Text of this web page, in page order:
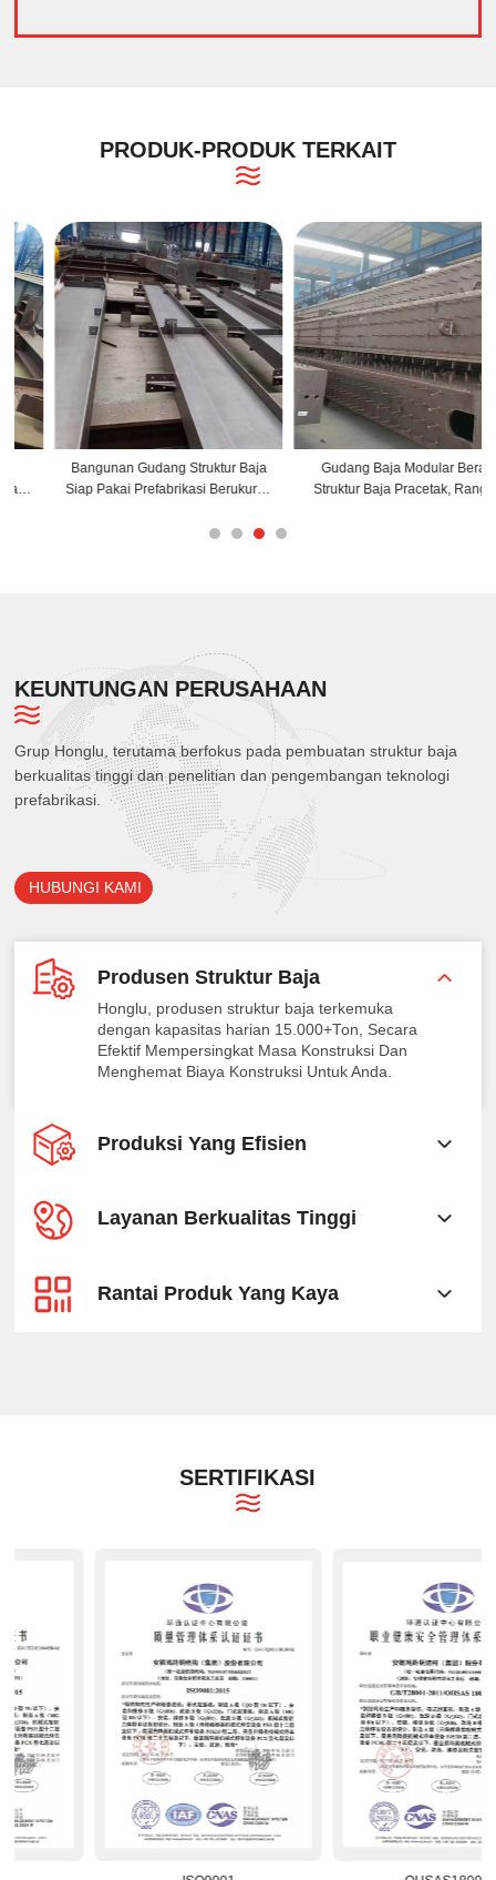
PRODUK-PRODUK TERKAIT
Bangunan Gudang Struktur Baja
Siap Pakai Prefabrikasi Berukuran
Gudang Baja Modular Berat,
Struktur Baja Pracetak, Rangka
KEUNTUNGAN PERUSAHAAN
Grup Honglu, terutama berfokus pada pembuatan struktur baja
berkualitas tinggi dan penelitian dan pengembangan teknologi
prefabrikasi.
HUBUNGI KAMI
Produsen Struktur Baja
Honglu, produsen struktur baja terkemuka
dengan kapasitas harian 15.000+Ton, Secara
Efektif Mempersingkat Masa Konstruksi Dan
Menghemat Biaya Konstruksi Untuk Anda.
Produksi Yang Efisien
Layanan Berkualitas Tinggi
Rantai Produk Yang Kaya
SERTIFIKASI